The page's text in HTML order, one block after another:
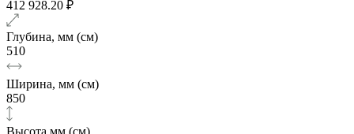
412 928.20 ₽
Глубина, мм (см)
510
Ширина, мм (см)
850